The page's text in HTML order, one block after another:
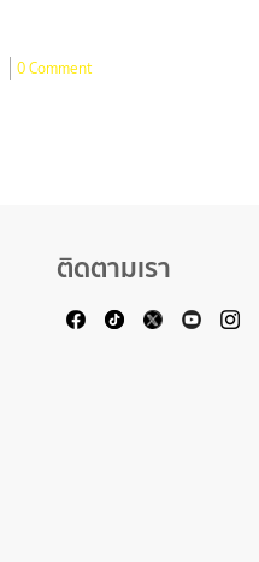
0 Comment
ติดตามเรา